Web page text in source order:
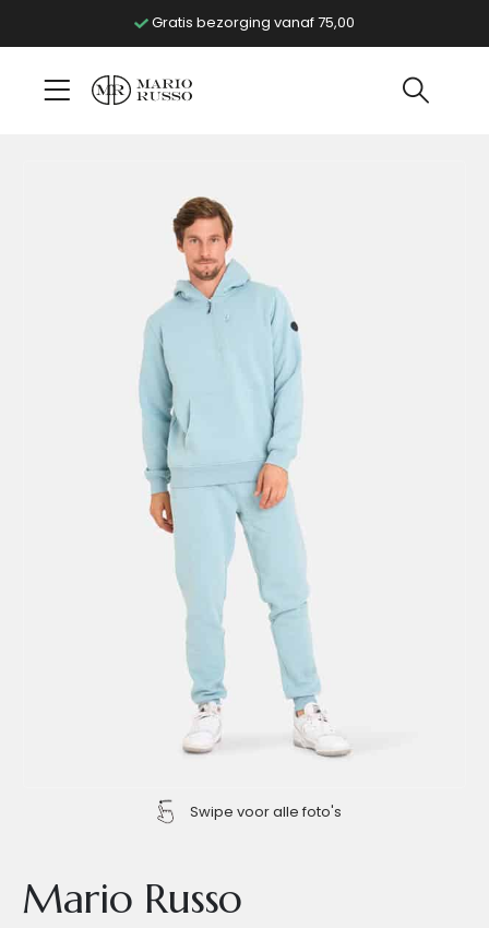
Gratis bezorging vanaf 75,00
Swipe voor alle foto's
Mario Russo